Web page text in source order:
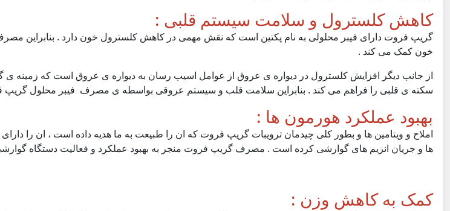
کاهش کلسترول و سلامت سیستم قلبی :
گریپ فروت دارای فیبر محلولی به نام پکتین است که نقش مهمی در کاهش کلسترول خون دارد . بنابراین
خون کمک می کند .
از جانب دیگر افزایش کلسترول در دیواره ی عروق از عوامل اسیب رسان به دیواره ی عروق است که زمینه ی
سکته ی قلبی را فراهم می کند . بنابراین سلامت قلب و سیستم عروقی بواسطه ی مصرف فیبر محلول گریپ
بهبود عملکرد هورمون ها :
املاح و ویتامین ها و بطور کلی چیدمان ترویبات گریپ فروت که ان را طبیعت به ما هدیه داده است ، ان را
ها و جریان انزیم های گوارشی کرده است . مصرف گریپ فروت منجر به بهبود عملکرد و فعالیت دستگاه
کمک به کاهش وزن :